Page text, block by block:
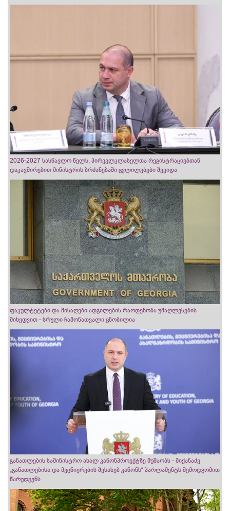
2026-2027 სასწავლო წელს, პირველკლასელთა რეგისტრაციებთან
დაკავშირებით მინისტრის ბრძანებაში ცვლილებები შევიდა
ფაკულტეტები და მისაღები ადგილების რაოდენობა უმაღლესების
მიხედვით - სრული ჩამონათვალი ცნობილია
განათლების სამინისტრო ახალ კანონპროექტზე მუშაობს - მიქანაძე
„განათლებისა და მეცნიერების შესახებ კანონს“ პარლამენტს შემოდგომით
წარუდგენს